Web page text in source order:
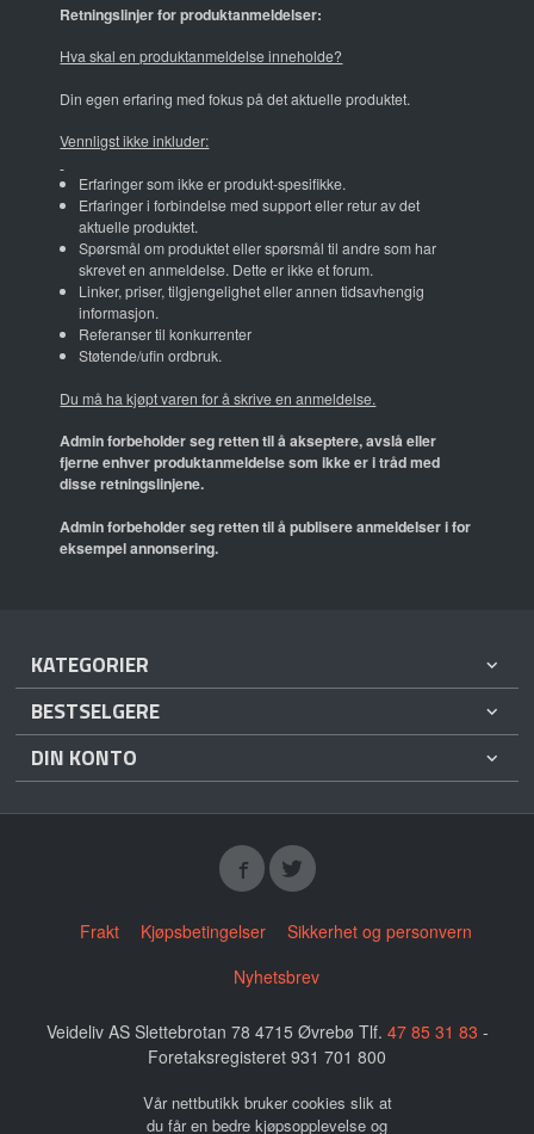
Retningslinjer for produktanmeldelser:
Hva skal en produktanmeldelse inneholde?
Din egen erfaring med fokus på det aktuelle produktet.
Vennligst ikke inkluder:
Erfaringer som ikke er produkt-spesifikke.
Erfaringer i forbindelse med support eller retur av det
aktuelle produktet.
Spørsmål om produktet eller spørsmål til andre som har
skrevet en anmeldelse. Dette er ikke et forum.
Linker, priser, tilgjengelighet eller annen tidsavhengig
informasjon.
Referanser til konkurrenter
Støtende/ufin ordbruk.
Du må ha kjøpt varen for å skrive en anmeldelse.
Admin forbeholder seg retten til å akseptere, avslå eller
fjerne enhver produktanmeldelse som ikke er i tråd med
disse retningslinjene.
Admin forbeholder seg retten til å publisere anmeldelser i for
eksempel annonsering.
KATEGORIER
BESTSELGERE
DIN KONTO
Frakt Kjøpsbetingelser
Sikkerhet og personvern
Nyhetsbrev
Veideliv AS Slettebrotan 78 4715 Øvrebø Tlf. 47 85 31 83 -
Foretaksregisteret 931 701 800
Vår nettbutikk bruker cookies slik at
du får en bedre kjøpsopplevelse og